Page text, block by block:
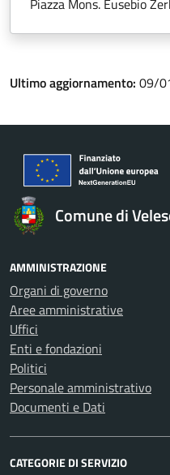
Piazza Mons. Eusebio
Ultimo aggiornamento: 09/
Comune di
AMMINISTRAZIONE
Organi di governo
Aree amministrative
Uffici
Enti e fondazioni
Politici
Personale amministrativo
Documenti e Dati
CATEGORIE DI SERVIZIO